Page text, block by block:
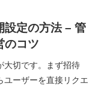
設定の方法 – 管
のコツ
大切です。まず招待
ユーザーを直接リクエ